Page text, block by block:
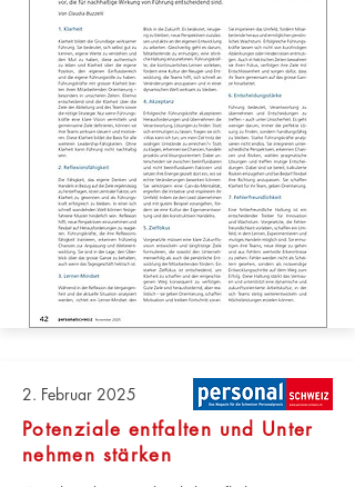
2. Februar 2025
Potenziale entfalten und Unter
nehmen stärken